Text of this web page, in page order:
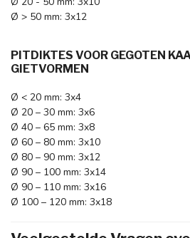
Ø > 50 mm: 3x12
PITDIKTES VOOR GEGOTEN
GIETVORMEN
Ø < 20 mm: 3x4
Ø 20 – 30 mm: 3x6
Ø 40 – 65 mm: 3x8
Ø 60 – 80 mm: 3x10
Ø 80 – 90 mm: 3x12
Ø 90 – 100 mm: 3x14
Ø 90 – 110 mm: 3x16
Ø 100 – 120 mm: 3x18